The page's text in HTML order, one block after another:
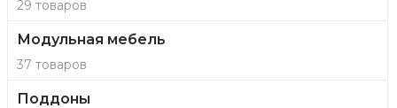
29 товаров
Модульная мебель
37 товаров
Поддоны